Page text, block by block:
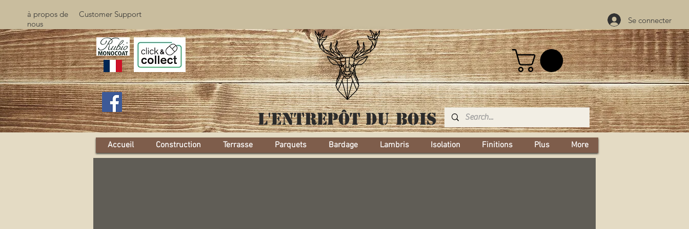
Se connecter
à propos de
nous
Customer Support
L'entrepôt du bois
Accueil Construction Terrasse Parquets Bardage Lambris Isolation Finitions Plus More